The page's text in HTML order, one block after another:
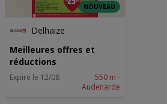
NOUVEAU
Delhaize
Meilleures offres et
réductions
Expire le 12/08
550 m -
Audenarde